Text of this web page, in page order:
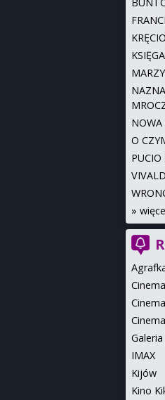
NOWA
O
PUCIO
»
IMAX
Kijów
Kino